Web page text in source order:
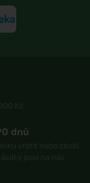
dnů